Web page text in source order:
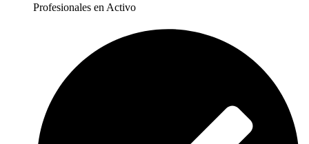
Profesionales en Activo